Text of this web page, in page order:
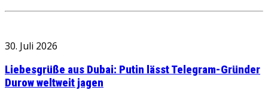
30. Juli 2026
Liebesgrüße aus Dubai: Putin lässt Telegram-Gründer
Durow weltweit jagen